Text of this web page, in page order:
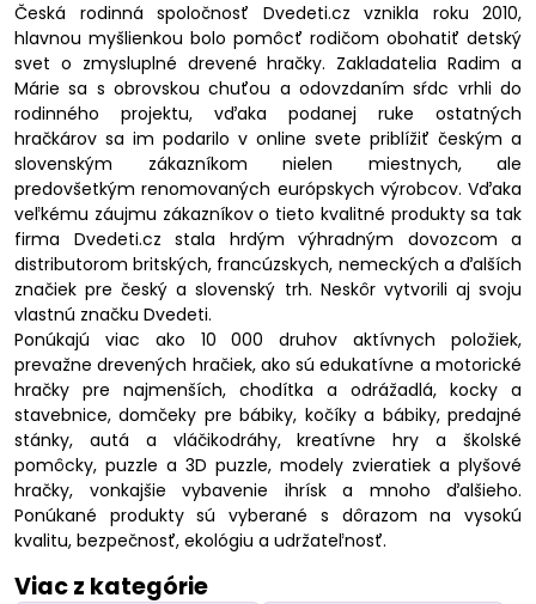
Česká rodinná spoločnosť Dvedeti.cz vznikla roku 2010,
hlavnou myšlienkou bolo pomôcť rodičom obohatiť detský
svet o zmysluplné drevené hračky. Zakladatelia Radim a
Márie sa s obrovskou chuťou a odovzdaním sŕdc vrhli do
rodinného projektu, vďaka podanej ruke ostatných
hračkárov sa im podarilo v online svete priblížiť českým a
slovenským zákazníkom nielen miestnych, ale
predovšetkým renomovaných európskych výrobcov. Vďaka
veľkému záujmu zákazníkov o tieto kvalitné produkty sa tak
firma Dvedeti.cz stala hrdým výhradným dovozcom a
distributorom britských, francúzskych, nemeckých a ďalších
značiek pre český a slovenský trh. Neskôr vytvorili aj svoju
vlastnú značku Dvedeti.
Ponúkajú viac ako 10 000 druhov aktívnych položiek,
prevažne drevených hračiek, ako sú edukatívne a motorické
hračky pre najmenších, chodítka a odrážadlá, kocky a
stavebnice, domčeky pre bábiky, kočíky a bábiky, predajné
stánky, autá a vláčikodráhy, kreatívne hry a školské
pomôcky, puzzle a 3D puzzle, modely zvieratiek a plyšové
hračky, vonkajšie vybavenie ihrísk a mnoho ďalšieho.
Ponúkané produkty sú vyberané s dôrazom na vysokú
kvalitu, bezpečnosť, ekológiu a udržateľnosť.
Viac z kategórie